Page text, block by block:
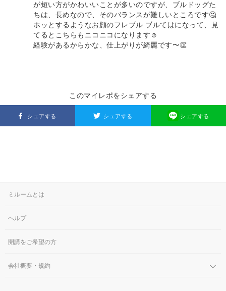
が短い方がかわいいことが多いのですが、ブルドッグた
ちは、長めなので、そのバランスが難しいところです🤔
ホッとするようなお顔のフレブル ブルてはになって、見
てるとこちらもニコニコになります☺️
経験があるからかな、仕上がりが綺麗です〜👏
このマイレポをシェアする
シェアする シェアする シェアする
ミルームとは
ヘルプ
開講をご希望の方
会社概要・規約